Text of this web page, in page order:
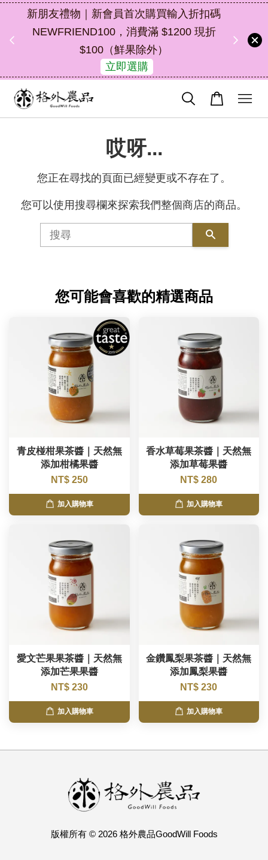
新朋友禮物｜新會員首次購買輸入折扣碼
NEWFRIEND100，消費滿 $1200 現折
$100（鮮果除外）
立即選購
哎呀...
您正在尋找的頁面已經變更或不存在了。
您可以使用搜尋欄來探索我們整個商店的商品。
您可能會喜歡的精選商品
青皮椪柑果茶醬｜天然無
添加柑橘果醬
NT$ 250
加入購物車
香水草莓果茶醬｜天然無
添加草莓果醬
NT$ 280
加入購物車
愛文芒果果茶醬｜天然無
添加芒果果醬
NT$ 230
加入購物車
金鑽鳳梨果茶醬｜天然無
添加鳳梨果醬
NT$ 230
加入購物車
版權所有 © 2026 格外農品GoodWill Foods